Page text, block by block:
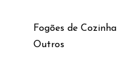
Fogões de Cozinha
Outros